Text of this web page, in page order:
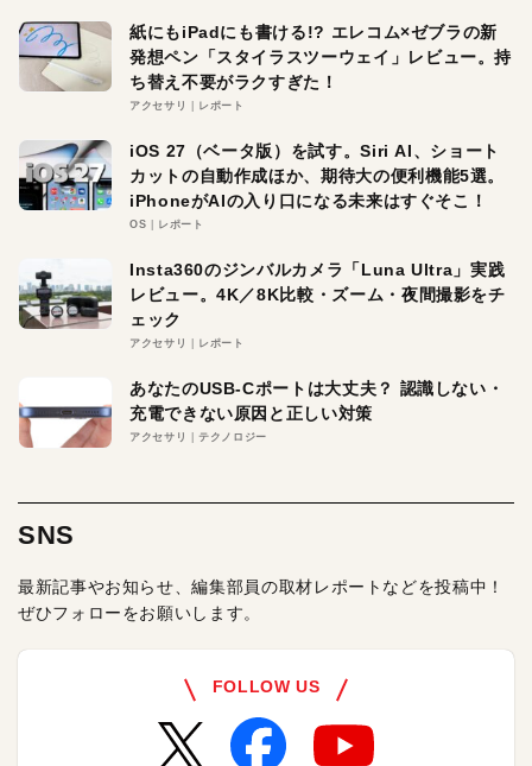
紙にもiPadにも書ける!? エレコム×ゼブラの新
発想ペン「スタイラスツーウェイ」レビュー。持
ち替え不要がラクすぎた！
アクセサリ レポート
iOS 27（ベータ版）を試す。Siri AI、ショート
カットの自動作成ほか、期待大の便利機能5選。
iPhoneがAIの入り口になる未来はすぐそこ！
OS レポート
Insta360のジンバルカメラ「Luna Ultra」実践
レビュー。4K／8K比較・ズーム・夜間撮影をチ
ェック
アクセサリ レポート
あなたのUSB-Cポートは大丈夫？ 認識しない・
充電できない原因と正しい対策
アクセサリ テクノロジー
SNS
最新記事やお知らせ、編集部員の取材レポートなどを投稿中！
ぜひフォローをお願いします。
FOLLOW US